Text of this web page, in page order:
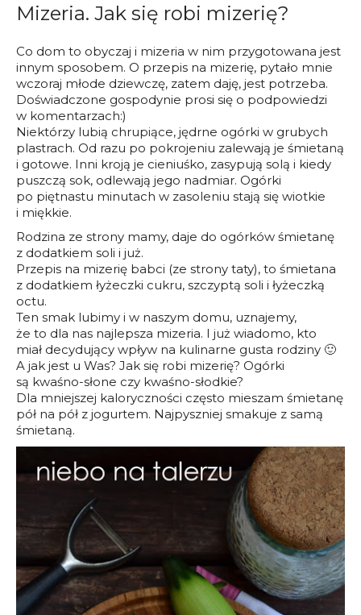
Mizeria. Jak się robi mizerię?
Co dom to obyczaj i mizeria w nim przygotowana jest
innym sposobem. O przepis na mizerię, pytało mnie
wczoraj młode dziewczę, zatem daję, jest potrzeba.
Doświadczone gospodynie prosi się o podpowiedzi
w komentarzach:)
Niektórzy lubią chrupiące, jędrne ogórki w grubych
plastrach. Od razu po pokrojeniu zalewają je śmietaną
i gotowe. Inni kroją je cieniuśko, zasypują solą i kiedy
puszczą sok, odlewają jego nadmiar. Ogórki
po piętnastu minutach w zasoleniu stają się wiotkie
i miękkie.
Rodzina ze strony mamy, daje do ogórków śmietanę
z dodatkiem soli i już.
Przepis na mizerię babci (ze strony taty), to śmietana
z dodatkiem łyżeczki cukru, szczyptą soli i łyżeczką
octu.
Ten smak lubimy i w naszym domu, uznajemy,
że to dla nas najlepsza mizeria. I już wiadomo, kto
miał decydujący wpływ na kulinarne gusta rodziny 🙂
A jak jest u Was? Jak się robi mizerię? Ogórki
są kwaśno-słone czy kwaśno-słodkie?
Dla mniejszej kaloryczności często mieszam śmietanę
pół na pół z jogurtem. Najpyszniej smakuje z samą
śmietaną.